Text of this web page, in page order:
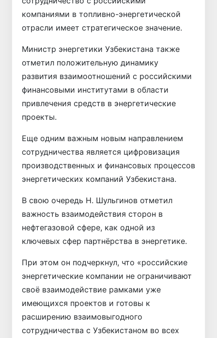
компаниями в топливно-энергетической
отрасли имеет стратегическое значение.
Министр энергетики Узбекистана также
отметил положительную динамику
развития взаимоотношений с российскими
финансовыми институтами в области
привлечения средств в энергетические
проекты.
Еще одним важным новым направлением
сотрудничества является цифровизация
производственных и финансовых процессов
энергетических компаний Узбекистана.
В свою очередь Н. Шульгинов отметил
важность взаимодействия сторон в
нефтегазовой сфере, как одной из
ключевых сфер партнёрства в энергетике.
При этом он подчеркнул, что «российские
энергетические компании не ограничивают
своё взаимодействие рамками уже
имеющихся проектов и готовы к
расширению взаимовыгодного
сотрудничества с Узбекистаном во всех